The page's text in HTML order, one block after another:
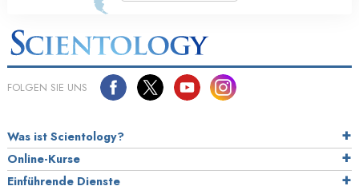
FOLGEN SIE UNS
Was ist Scientology?
Online-Kurse
Einführende Dienste